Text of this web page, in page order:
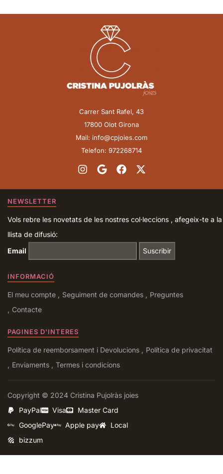
Carrer Sant Rafel, 43
17800 Olot Girona
Mail: info@cpjoies.com
Telefon: 972268714
NEWSLETTER
Vols rebre les novetats de les nostres col·leccions , afegeix-te a la
llista de difusió:
Email
INFORMACIÓ
El meu compte Seguiment de comandes
Preguntes
Contacte
PAGINES D'INTERES
Política de reemborsament i Devolucions
Política de privacitat
Enviaments
Termes i condicions
Copyright © 2024 Cristina Pujolràs joies
PayPal
Visa
Master Card
GooglePay
Apple pay
Local
bizzum